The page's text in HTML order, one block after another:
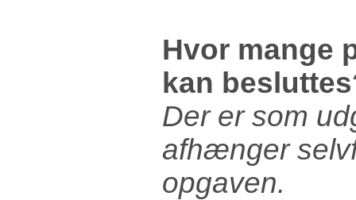
Hvor mange
kan
Der er som
afhænger
opgaven.